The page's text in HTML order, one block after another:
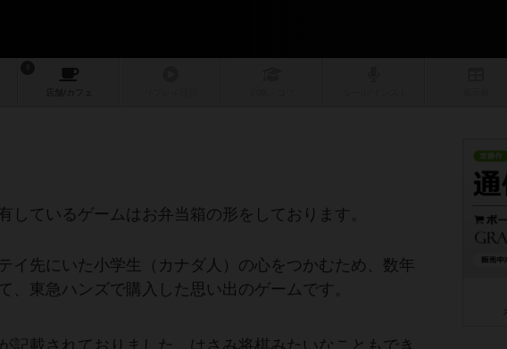
店舗/ カフェ
しているゲームはお弁当箱の形をしております。
イ先にいた小学生（カナダ人）の心をつかむため、数年
、東急ハンズで購入した思い出のゲームです。
記載されておりました。はさみ将棋みたいなこともでき